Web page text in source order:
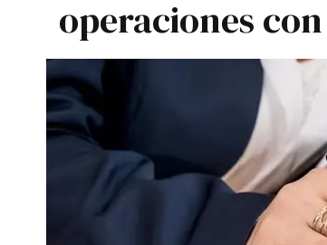
operaciones